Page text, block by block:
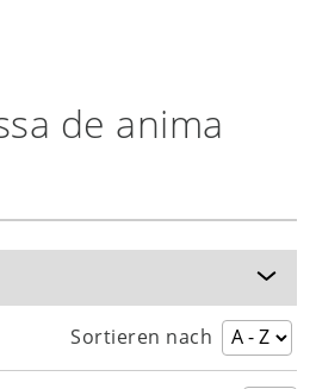
de anima
Sortieren nach